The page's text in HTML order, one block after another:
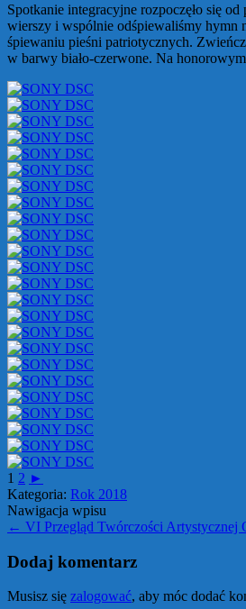
Spotkanie integracyjne rozpoczęło się
wierszy i wspólnie odśpiewaliśmy hymn
śpiewaniu pieśni patriotycznych.
w barwy biało-czerwone. Na
1 2 ►
Kategoria: Rok 2018
Nawigacja wpisu
← VI Przegląd Twórczości Artystycznej
Dodaj komentarz
Musisz się zalogować, aby móc dodać